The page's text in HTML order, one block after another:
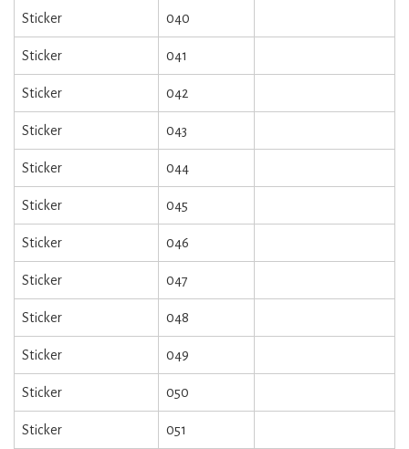
Sticker 040
Sticker 041
Sticker 042
Sticker 043
Sticker 044
Sticker 045
Sticker 046
Sticker 047
Sticker 048
Sticker 049
Sticker 050
Sticker 051